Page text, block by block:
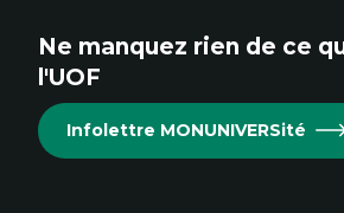
Cet
s'ouvrira
dans
Cet
s'ouvrira
dans
Cet
s'ouvrira
dans
Cet
dans
Cet
Ne manquez rien de ce
l'UOF
Infolettre MONUNIVERSité